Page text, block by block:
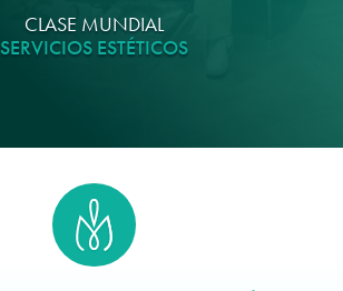
CLASE MUNDIAL
SERVICIOS ESTÉTICOS